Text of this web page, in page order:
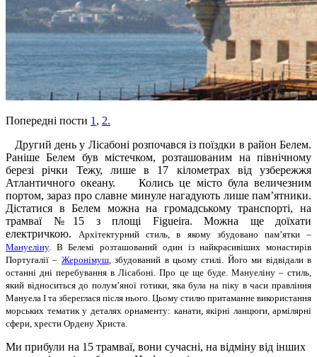
Попередні пости 1 , 2.
Другий день у Лісабоні розпочався із поїздки в район Белем.
Раніше Белем був містечком, розташованим на північному
березі річки Тежу, лише в 17 кілометрах від узбережжя
Атлантичного океану.
Колись це місто була величезним
портом, зараз про славне минуле нагадують лише пам’ятники.
Дістатися в Белем можна на громадському транспорті, на
трамваї №15 з площі Figueira. Можна ще доїхати
електричкою.
Архітектурний стиль, в якому збудовано пам’ятки –
Мануеліну. В Белемі розташований один із найкрасивіших монастирів
Португалії – Жеронімуш, збудований в цьому стилі. Його ми відвідали в
останні дні перебування в Лісабоні. Про це ще буде. Мануеліну – стиль,
який відноситься до полум’яної готики, яка була на піку в часи правління
Мануела І та збереглася після нього. Цьому стилю притаманне використання
морських тематик у деталях орнаменту: канати, якірні ланцюги, армілярні
сфери, хрести Ордену Христа.
Ми прибули на 15 трамваї, вони сучасні, на відміну від інших